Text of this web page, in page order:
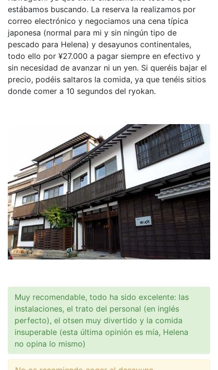
estábamos buscando. La reserva la realizamos por
correo electrónico y negociamos una cena típica
japonesa (normal para mi y sin ningún tipo de
pescado para Helena) y desayunos continentales,
todo ello por ¥27.000 a pagar siempre en efectivo y
sin necesidad de avanzar ni un yen. Si queréis bajar el
precio, podéis saltaros la comida, ya que tenéis sitios
donde comer a 10 segundos del ryokan.
Muy recomendable, todo ha sido excelente: las
instalaciones, el trato del personal (en inglés
perfecto), el otsen muy divertido y la comida
insuperable (esta última opinión es mía, Helena
no opina lo mismo)